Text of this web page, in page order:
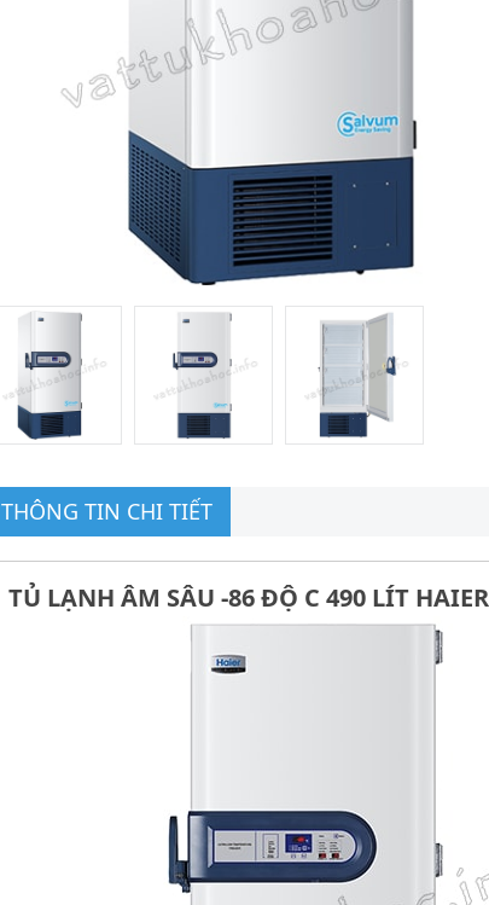
THÔNG TIN CHI TIẾT
TỦ LẠNH ÂM SÂU -86 ĐỘ C 490 LÍT